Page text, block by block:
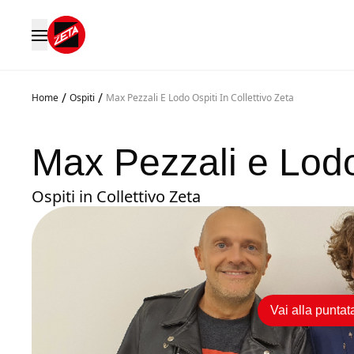
Home / Ospiti / Max Pezzali E Lodo Ospiti In Collettivo Zeta
Max Pezzali e
Ospiti in Collettivo Zeta
Vai alla